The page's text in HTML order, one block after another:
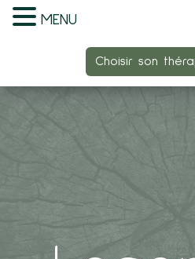
Choisir son
Choisir son
MENU